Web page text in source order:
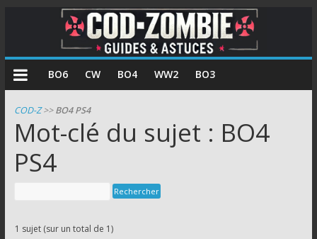
COD
Zombie
Guides
et
astuces
BO6 CW BO4 WW2 BO3
COD-Z>>BO4 PS4
Mot-clé du sujet : BO4
PS4
1 sujet (sur un total de 1)